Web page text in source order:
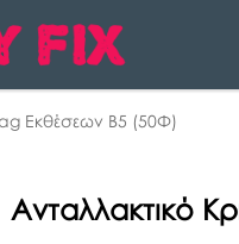
Εκθέσεων Β5 (50Φ)
Ανταλλακτικό